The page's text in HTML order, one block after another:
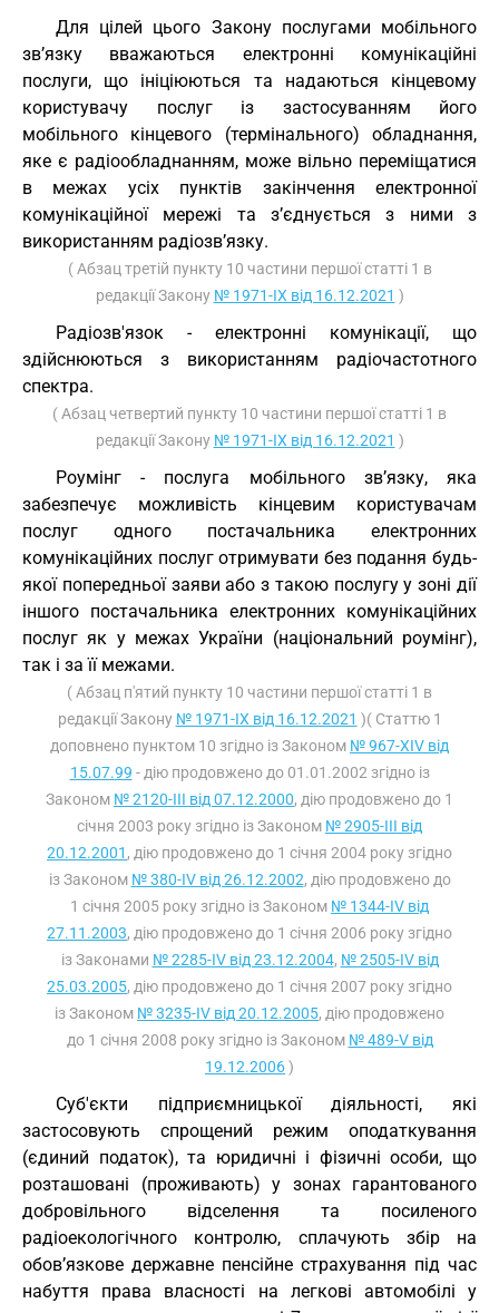
Для цілей цього Закону послугами мобільного
зв’язку вважаються електронні комунікаційні
послуги, що ініціюються та надаються кінцевому
користувачу послуг із застосуванням його
мобільного кінцевого (термінального) обладнання,
яке є радіообладнанням, може вільно переміщатися
в межах усіх пунктів закінчення електронної
комунікаційної мережі та з’єднується з ними з
використанням радіозв’язку.
( Абзац третій пункту 10 частини першої статті 1 в
редакції Закону № 1971-IX від 16.12.2021 )
Радіозв'язок - електронні комунікації, що
здійснюються з використанням радіочастотного
спектра.
( Абзац четвертий пункту 10 частини першої статті 1 в
редакції Закону № 1971-IX від 16.12.2021 )
Роумінг - послуга мобільного зв’язку, яка
забезпечує можливість кінцевим користувачам
послуг одного постачальника електронних
комунікаційних послуг отримувати без подання будь-
якої попередньої заяви або з такою послугу у зоні дії
іншого постачальника електронних комунікаційних
послуг як у межах України (національний роумінг),
так і за її межами.
( Абзац п'ятий пункту 10 частини першої статті 1 в
редакції Закону № 1971-IX від 16.12.2021 )( Статтю 1
доповнено пунктом 10 згідно із Законом № 967-XIV від
15.07.99 - дію продовжено до 01.01.2002 згідно із
Законом № 2120-III від 07.12.2000, дію продовжено до 1
січня 2003 року згідно із Законом № 2905-III від
20.12.2001 , дію продовжено до 1 січня 2004 року згідно
із Законом № 380-IV від 26.12.2002, дію продовжено до
1 січня 2005 року згідно із Законом № 1344-IV від
27.11.2003, дію продовжено до 1 січня 2006 року згідно
із Законами № 2285-IV від 23.12.2004, № 2505-IV від
25.03.2005, дію продовжено до 1 січня 2007 року згідно
із Законом № 3235-IV від 20.12.2005, дію продовжено
до 1 січня 2008 року згідно із Законом № 489-V від
19.12.2006)
Суб'єкти підприємницької діяльності, які
застосовують спрощений режим оподаткування
(єдиний податок), та юридичні і фізичні особи, що
розташовані (проживають) у зонах гарантованого
добровільного відселення та посиленого
радіоекологічного контролю, сплачують збір на
обов’язкове державне пенсійне страхування під час
набуття права власності на легкові автомобілі у